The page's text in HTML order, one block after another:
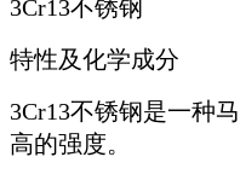
3Cr13不锈钢
特性及化学成分
3Cr13不锈钢是一种
高的强度。